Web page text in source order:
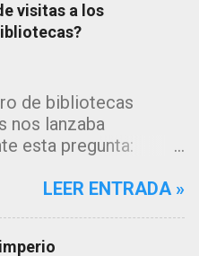
visitas a los
de bibliotecas
nos lanzaba
esta pregunta:
de consultas, tanto a
LEER ENTRADA »